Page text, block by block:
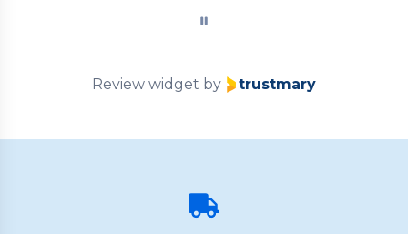
Review widget by trustmary